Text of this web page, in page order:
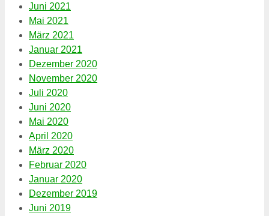
Juni 2021
Mai 2021
März 2021
Januar 2021
Dezember 2020
November 2020
Juli 2020
Juni 2020
Mai 2020
April 2020
März 2020
Februar 2020
Januar 2020
Dezember 2019
Juni 2019